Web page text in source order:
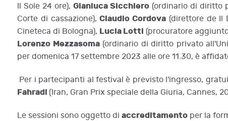
Il Sole 24 ore), Gianluca Sicchiero(ordinario di diritto
Corte di cassazione),Claudio Cordova (direttore de Il
Cineteca di Bologna), Lucia Lotti (procuratore
Lorenzo Mezzasoma(ordinario di diritto privato
per domenica 17 settembre 2023 alle ore 11.30, è
Per i partecipanti al festival è previsto l'ingresso,
Fahradi (Iran, Gran Prix speciale della Giuria, Cannes,
Le sessioni sono oggetto di accreditamento per la